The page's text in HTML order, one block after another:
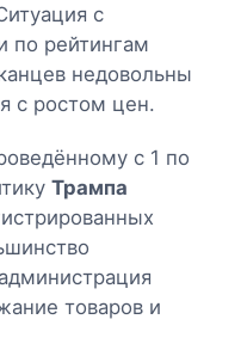
с
по рейтингам
недовольны
с ростом цен.
с 1 по
Трампа
товаров и